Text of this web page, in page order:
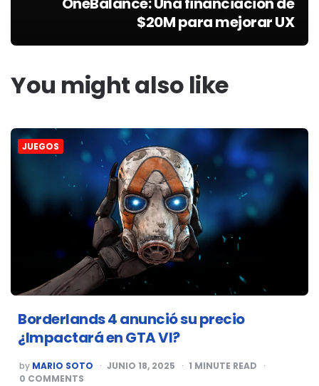
$20M para mejorar UX
You might also like
JUEGOS
Borderlands 4 anunció su precio
¿Impactará en GTA VI?
POSTED
BY
by MARIO SOTO JUNIO 18, 2025 1 MINUTE READ
0 COMMENTS